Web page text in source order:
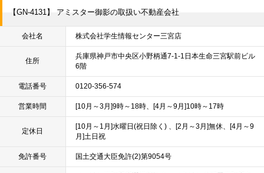
【GN-4131】 アミスター御影の取扱い不動産会社
会社名 株式会社学生情報センター三宮店
住所
兵庫県神戸市中央区小野柄通7-1-1日本生命三宮駅前ビル
6階
電話番号 0120-356-574
営業時間 [10月～3月]9時～18時、[4月～9月]10時～17時
定休日
[10月～1月]水曜日(祝日除く) 、[2月～3月]無休、[4月～9
月]土日祝
免許番号 国土交通大臣免許(2)第9054号